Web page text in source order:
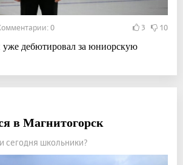
0 3 10
дебютировал за юниорскую
в Магнитогорск
сегодня школьники?